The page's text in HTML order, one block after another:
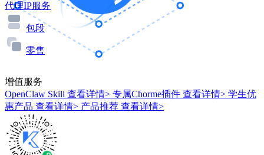
代理IP服务
包段
零售
增值服务
OpenClaw Skill 查看详情> 专属Chorme插件 查看详情> 学生优
惠产品 查看详情> 产品推荐 查看详情>